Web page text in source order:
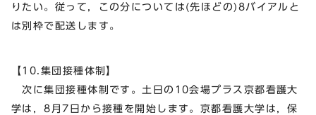
りたい。従って，この分については(先ほどの)8バイアルと
は別枠で配送します。
【10.集団接種体制】
次に集団接種体制です。土日の10会場プラス京都看護大
学は，8月7日から接種を開始します。京都看護大学は，保